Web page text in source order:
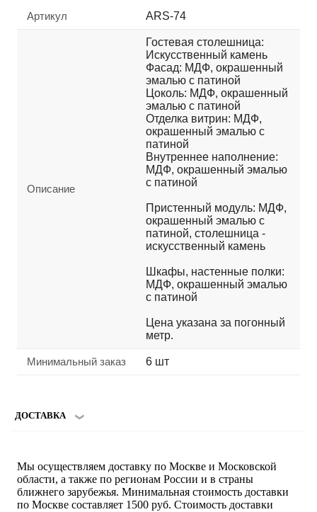
Артикул ARS-74
Описание
Гостевая столешница:
Искусственный камень
Фасад: МДФ, окрашенный
эмалью с патиной
Цоколь: МДФ, окрашенный
эмалью с патиной
Отделка витрин: МДФ,
окрашенный эмалью с
патиной
Внутреннее наполнение:
МДФ, окрашенный эмалью
с патиной
Пристенный модуль: МДФ,
окрашенный эмалью с
патиной, столешница -
искусственный камень
Шкафы, настенные полки:
МДФ, окрашенный эмалью
с патиной
Цена указана за погонный
метр.
Минимальный заказ 6 шт
ДОСТАВКА
Мы осуществляем доставку по Москве и Московской
области, а также по регионам России и в страны
ближнего зарубежья. Минимальная стоимость доставки
по Москве составляет 1500 руб. Стоимость доставки